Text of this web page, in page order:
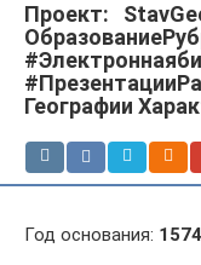
Проект:
Географии
Год основания: